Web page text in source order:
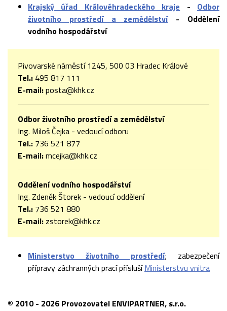
Krajský úřad Královéhradeckého kraje - Odbor
životního prostředí a zemědělství- Oddělení
vodního hospodářství
Pivovarské náměstí 1245, 500 03 Hradec Králové
Tel.: 495 817 111
E-mail:posta@khk.cz
Odbor životního prostředí a zemědělství
Ing. Miloš Čejka - vedoucí odboru
Tel.: 736 521 877
E-mail:mcejka@khk.cz
Oddělení vodního hospodářství
Ing. Zdeněk Štorek - vedoucí oddělení
Tel.: 736 521 880
E-mail: zstorek@khk.cz
Ministerstvo životního prostředí; zabezpečení
přípravy záchranných prací příslušíMinisterstvu vnitra
© 2010 - 2026 Provozovatel ENVIPARTNER, s.r.o.